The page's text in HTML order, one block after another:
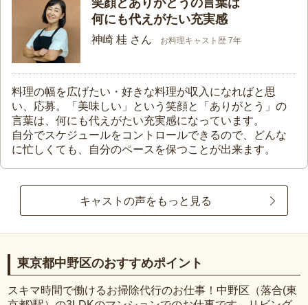
笑顔とありがとうの言葉は
何にも代えがたい充実感
神崎 桂 さん お料理キャスト歴 7年
料理の幅を広げたい・好きな料理が収入になればと思
い、応募。「美味しい」という笑顔と「ありがとう」の
言葉は、何にも代えがたい充実感になっています。
自分でスケジュールをコントロールできるので、どんな
に忙しくても、自分のペースを保つことが出来ます。
キャストの声をもっと見る
東京都中野区のおすすめポイント
スキマ時間で働けるお掃除代行のお仕事！中野区（落合(東